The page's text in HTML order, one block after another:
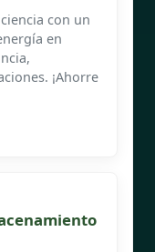
con un
en
¡Ahorre